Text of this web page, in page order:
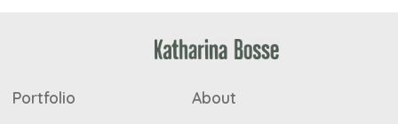
Portfolio About